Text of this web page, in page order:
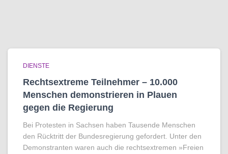
DIENSTE
Rechtsextreme Teilnehmer – 10.000
Menschen demonstrieren in Plauen
gegen die Regierung
Bei Protesten in Sachsen haben Tausende Menschen
den Rücktritt der Bundesregierung gefordert. Unter den
Demonstranten waren auch die rechtsextremen »Freien